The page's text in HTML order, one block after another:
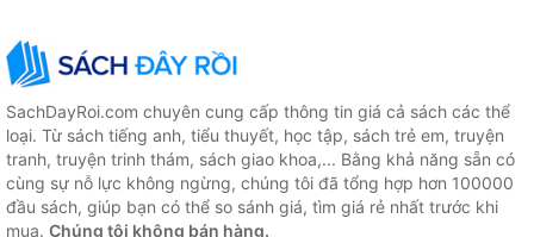
SachDayRoi.com chuyên cung cấp thông tin giá cả sách các thể
loại. Từ sách tiếng anh, tiểu thuyết, học tập, sách trẻ em, truyện
tranh, truyện trinh thám, sách giao khoa,... Bằng khả năng sẵn có
cùng sự nỗ lực không ngừng, chúng tôi đã tổng hợp hơn 100000
đầu sách, giúp bạn có thể so sánh giá, tìm giá rẻ nhất trước khi
mua. Chúng tôi không bán hàng.